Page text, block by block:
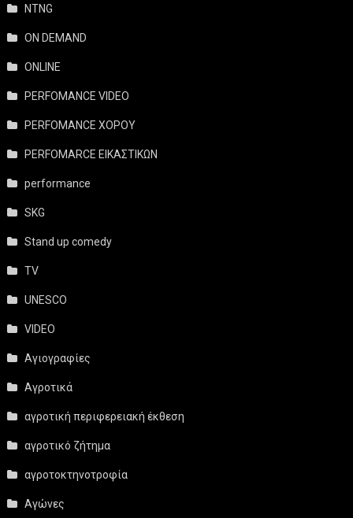
NTNG
ON DEMAND
ONLINE
PERFOMANCE VIDEO
PERFOMANCE ΧΟΡΟΥ
PERFOMARCE ΕΙΚΑΣΤΙΚΩΝ
performance
SKG
Stand up comedy
TV
UNESCO
VIDEO
Αγιογραφίες
Αγροτικά
αγροτική περιφερειακή έκθεση
αγροτικό ζήτημα
αγροτοκτηνοτροφία
Αγώνες